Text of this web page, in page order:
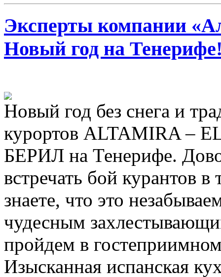
Эксперты компании
Новый год на
Новый год без снега и
курортов ALTAMIRA –
БЕРИЛ на Тенерифе.
встречать бой курантов
знаете, что это
чудесным
пройдем в
Изысканная испанская